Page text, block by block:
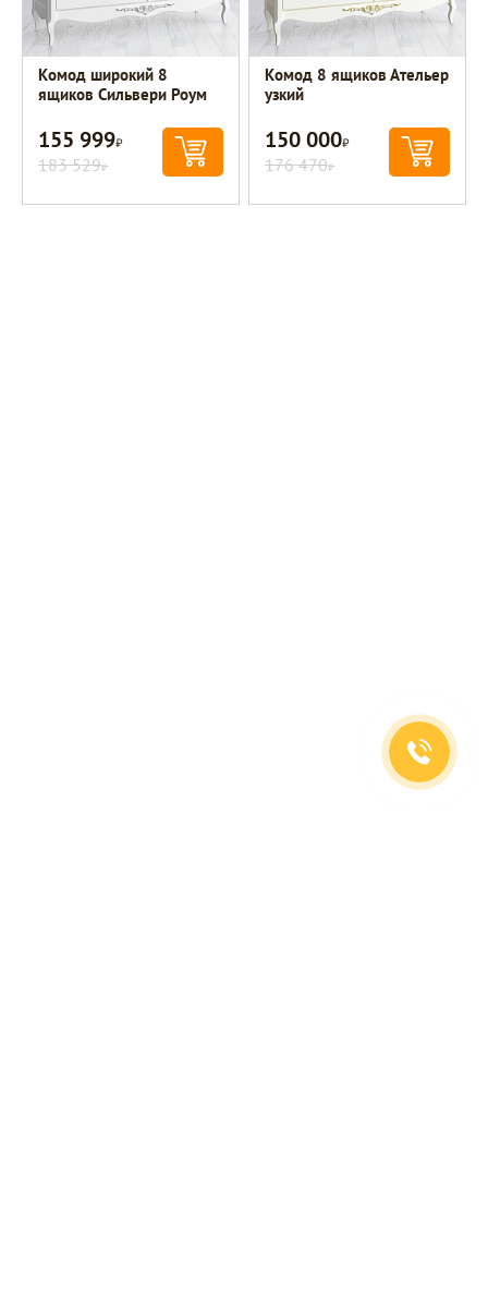
Комод широкий 8
ящиков Сильвери Роум
155 999Р
183 529Р
Комод 8 ящиков Ательер
узкий
150 000Р
176 470Р